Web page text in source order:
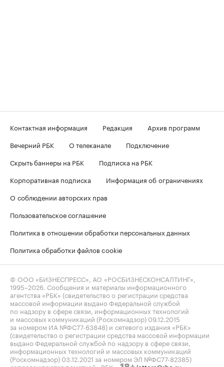
Контактная информация Редакция
Архив программ
Вечерний РБК
О телеканале
Подключение
Скрыть баннеры на РБК
Подписка на РБК
Корпоративная подписка
Информация об ограничениях
О соблюдении авторских прав
Пользовательское соглашение
Политика в отношении обработки персональных данных
Политика обработки файлов cookie
© ООО «БИЗНЕСПРЕСС», АО «РОСБИЗНЕСКОНСАЛТИНГ»,
1995–2026 . Сообщения и материалы информационного
агентства «РБК» (свидетельство о регистрации средства
массовой информации выдано Федеральной службой
по надзору в сфере связи, информационных технологий
и массовых коммуникаций (Роскомнадзор) 09.12.2015
за номером ИА №ФС77-63848) и сетевого издания «РБК»
(свидетельство о регистрации средства массовой информации
выдано Федеральной службой по надзору в сфере связи,
информационных технологий и массовых коммуникаций
(Роскомнадзор) 03.12.2021 за номером ЭЛ №ФС77-82385)